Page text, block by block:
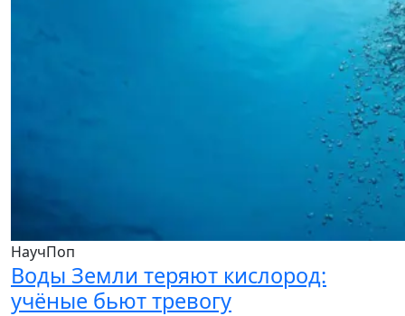
НаучПоп
Воды Земли теряют кислород:
учёные бьют тревогу